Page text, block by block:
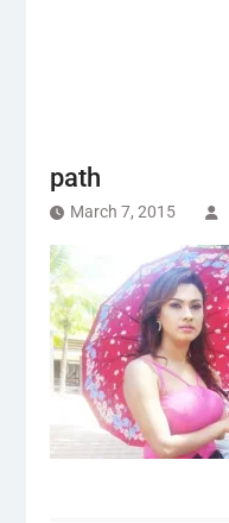
path
March 7, 2015